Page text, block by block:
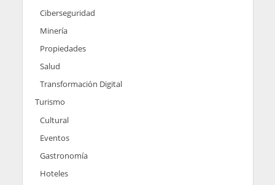
Ciberseguridad
Minería
Propiedades
Salud
Transformación Digital
Turismo
Cultural
Eventos
Gastronomía
Hoteles